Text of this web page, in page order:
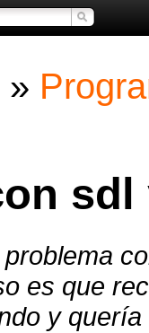
»
sdl
problema
es que
y